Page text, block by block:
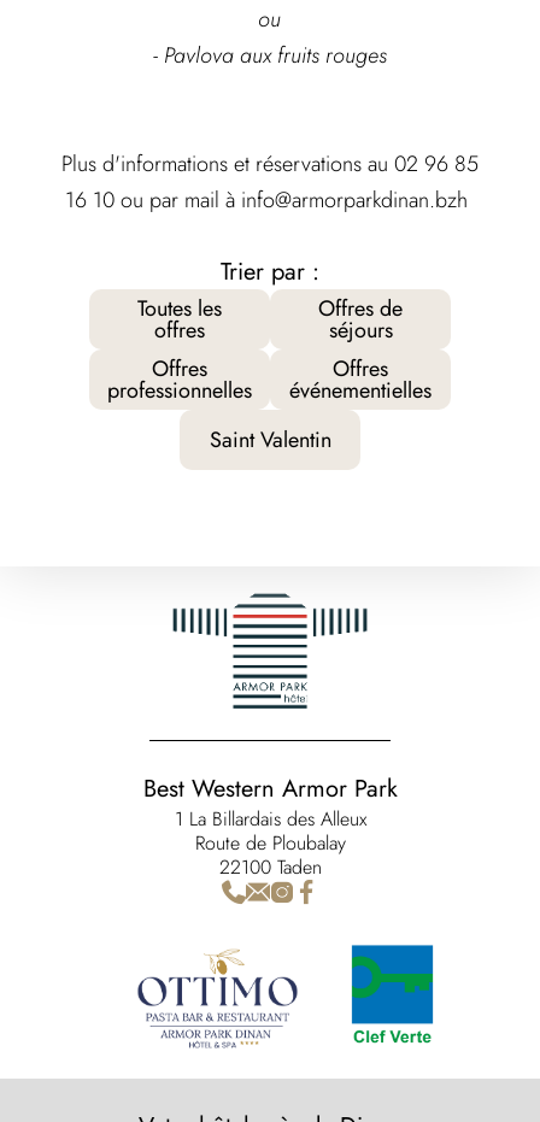
ou
- Pavlova aux fruits rouges
Plus d'informations et réservations au 02 96 85
16 10 ou par mail à info@armorparkdinan.bzh
Trier par :
Toutes les
offres
Offres de
séjours
Offres
professionnelles
Offres
événementielles
Saint Valentin
Best Western Armor Park
1 La Billardais des Alleux
Route de Ploubalay
22100 Taden